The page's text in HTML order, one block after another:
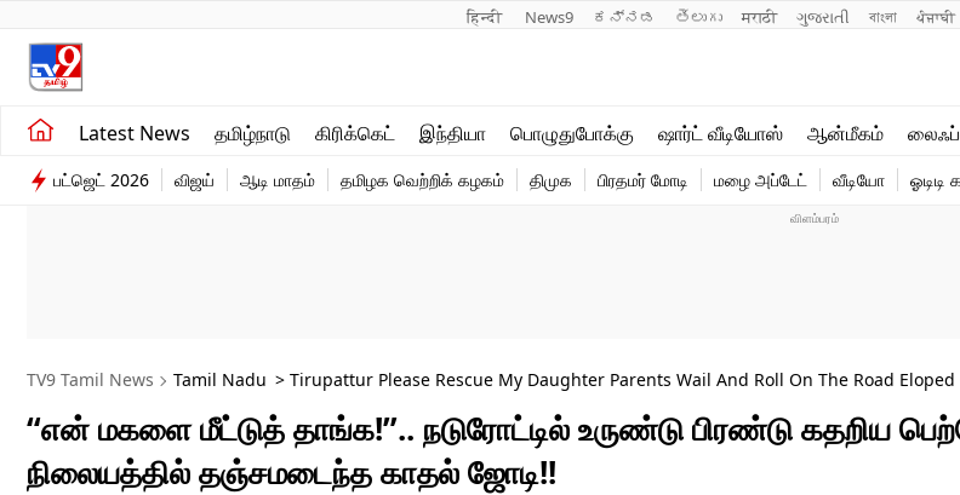
हिन्दी News9 ಕನ್ನಡ తెలుగు मराठी ગુજરાતી বাংলা ਪੰਜਾਬੀ
Latest News தமிழ்நாடு கிரிக்கெட் இந்தியா பொழுதுபோக்கு ஷார்ட் வீடியோஸ் ஆன்மீகம்
சமீபத்திய செய்திகள்
தமிழ்நாடு
விளையாட்டு
வணிகம்
பட்ஜெட் 2026 விஜய் ஆடி மாதம் தமிழக வெற்றிக் கழகம் திமுக பிரதமர் மோடி மழை அப்டேட் வீடியோ ஓடிடி
TV9 Tamil News Tamil Nadu > Tirupattur Please Rescue My Daughter Parents Wail And Roll On The Road
Police Station
“என் மகளை மீட்டுத் தாங்க!”.. நடுரோட்டில் உருண்டு பிரண்டு கதறிய
நிலையத்தில் தஞ்சமடைந்த காதல் ஜோடி!!